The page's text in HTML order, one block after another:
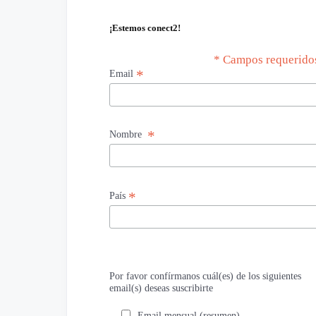
¡Estemos conect2!
* Campos
Email *
Nombre *
País *
Por favor confírmanos cuál(es) de los siguientes
email(s) deseas suscribirte